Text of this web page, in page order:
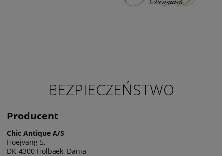
BEZPIECZEŃSTWO
Producent
Chic Antique A/S
Hoejvang 5,
DK-4300 Holbaek, Dania